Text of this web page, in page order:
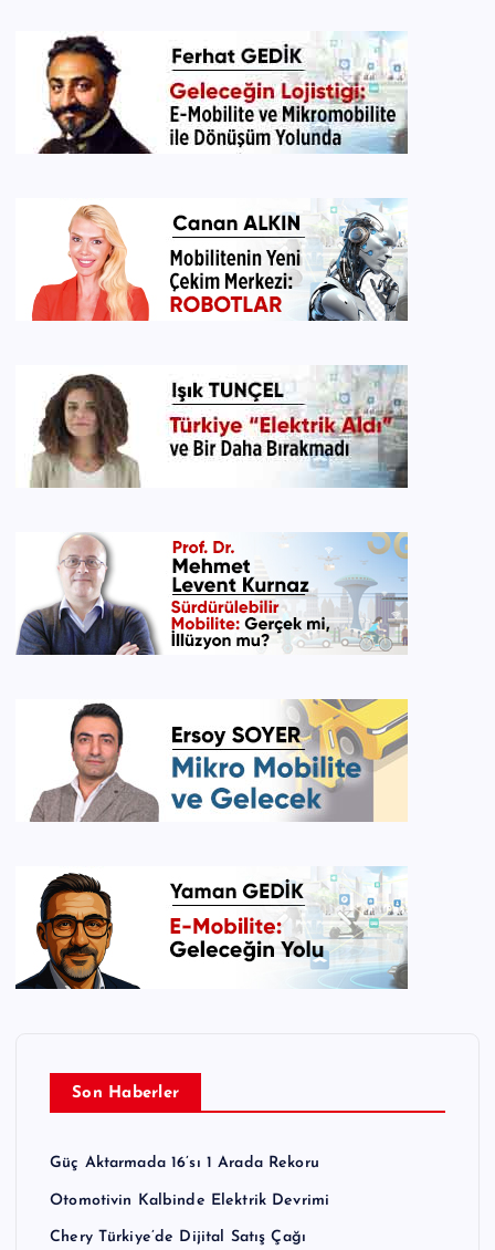
Son Haberler
Güç Aktarmada 16’sı 1 Arada Rekoru
Otomotivin Kalbinde Elektrik Devrimi
Chery Türkiye’de Dijital Satış Çağı